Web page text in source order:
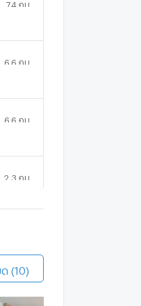
7.4 กม.
6.6 กม.
6.6 กม.
2.3 กม.
(10)